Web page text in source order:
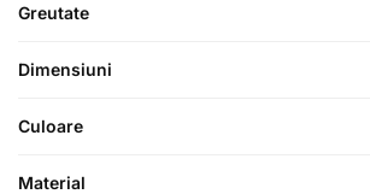
Greutate
Dimensiuni
Culoare
Material